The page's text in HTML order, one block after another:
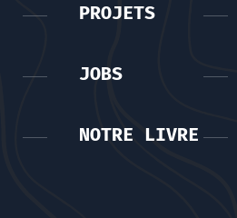
PROJETS
JOBS
NOTRE LIVRE